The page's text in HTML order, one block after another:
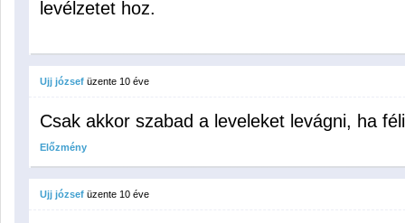
levélzetet hoz.
Ujj józsef üzente 10 éve
Csak akkor szabad a leveleket levágni, ha
Előzmény
Ujj józsef üzente 10 éve